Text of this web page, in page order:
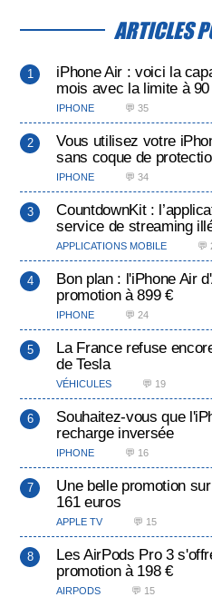
ARTICLES
iPhone Air : voici la
mois avec la limite à
IPHONE 💬 35
Vous utilisez votre
sans coque de
IPHONE 💬 34
CountdownKit :
service de streaming
APPLICATIONS MOBILE 💬
Bon plan : l'iPhone Air
promotion à 899 €
IPHONE 💬 24
La France refuse
de Tesla
VÉHICULES 💬 19
Souhaitez-vous que
recharge inversée
IPHONE 💬 16
Une belle promotion
161 euros
APPLE TV 💬 15
Les AirPods Pro 3
promotion à 198 €
AIRPODS 💬 15